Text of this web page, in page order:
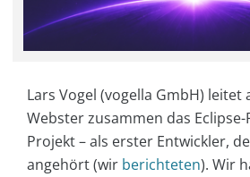
Lars Vogel (vogella GmbH)
Webster zusammen das
Projekt – als erster Entwickler,
angehört (wir berichteten). Wir